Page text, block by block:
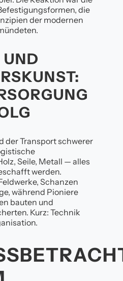
die
der modernen
der Transport schwerer
Seile, Metall — alles
werden.
Schanzen
während Pioniere
bauten und
Kurz: Technik